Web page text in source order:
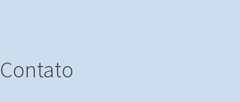
Contato